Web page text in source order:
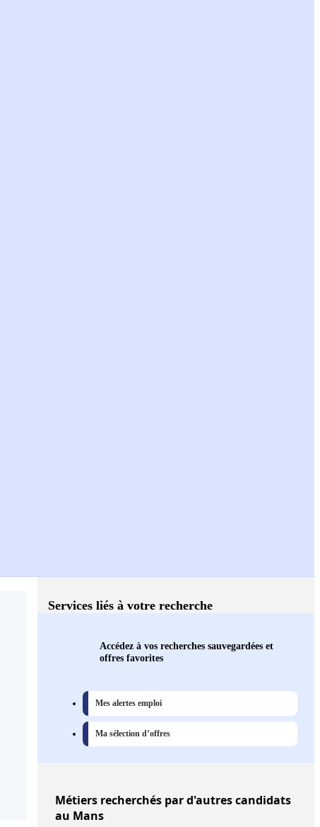
Services liés à votre recherche
Accédez à vos recherches sauvegardées et
offres favorites
Mes alertes emploi
Ma sélection d’offres
Métiers recherchés par d'autres candidats
au Mans